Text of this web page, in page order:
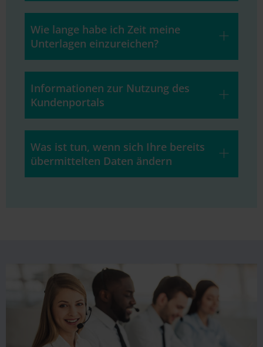
Wie lange habe ich Zeit meine
Unterlagen einzureichen?
Informationen zur Nutzung des
Kundenportals
Was ist tun, wenn sich Ihre bereits
übermittelten Daten ändern